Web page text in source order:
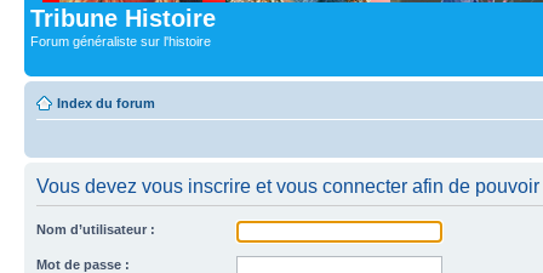
Tribune Histoire
Forum généraliste sur l'histoire
Index du forum
Vous devez vous inscrire et vous connecter afin de
Nom d’utilisateur :
Mot de passe :